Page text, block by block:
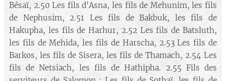
Bésaï, 2.50 Les fils d'Asna, les fils de Mehunim, les fils
de Nephusim, 2.51 Les fils de Bakbuk, les fils de
Hakupha, les fils de Harhur, 2.52 Les fils de Batsluth,
les fils de Mehida, les fils de Harscha, 2.53 Les fils de
Barkos, les fils de Sisera, les fils de Thamach, 2.54 Les
fils de Netsiach, les fils de Hathipha. 2.55 Fils des